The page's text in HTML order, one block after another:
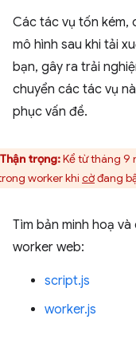
Các tác vụ tốn kém,
mô hình sau khi tải
bạn, gây ra trải
chuyển các tác vụ
phục vấn đề.
Thận trọng:Kể từ tháng 9
worker khi cờđang
Tìm bản minh hoạ
worker web:
script.js
worker.js